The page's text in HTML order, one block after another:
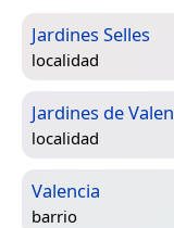
Jardines Selles
localidad
Jardines de
localidad
Valencia
barrio